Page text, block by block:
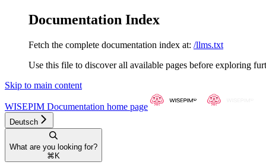
Documentation Index
Fetch the complete documentation index at: /llms.txt
Use this file to discover all available pages before exploring
Skip to main content
WISEPIM Documentation home page
Deutsch
What are you looking for?
⌘ K